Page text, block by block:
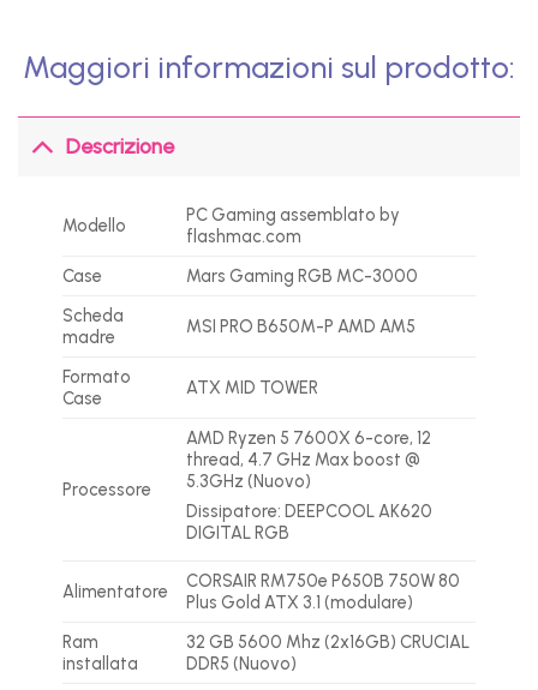
Maggiori informazioni sul prodotto:
Descrizione
Modello
PC Gaming assemblato by
flashmac.com
Case
Mars Gaming RGB MC-3000
Scheda
madre
MSI PRO B650M-P AMD AM5
Formato
Case
ATX MID TOWER
Processore
AMD Ryzen 5 7600X 6-core, 12
thread, 4.7 GHz Max boost @
5.3GHz (Nuovo)
Dissipatore: DEEPCOOL AK620
DIGITAL RGB
Alimentatore
CORSAIR RM750e P650B 750W 80
Plus Gold ATX 3.1 (modulare)
Ram
installata
32 GB 5600 Mhz (2x16GB) CRUCIAL
DDR5 (Nuovo)